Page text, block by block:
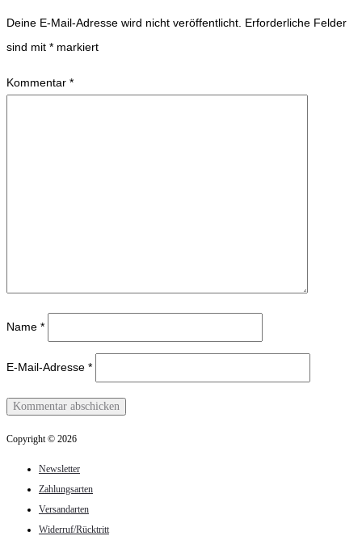
Deine E-Mail-Adresse wird nicht veröffentlicht. Erforderliche Felder
sind mit * markiert
Kommentar *
Name *
E-Mail-Adresse *
Copyright © 2026
Newsletter
Zahlungsarten
Versandarten
Widerruf/Rücktritt